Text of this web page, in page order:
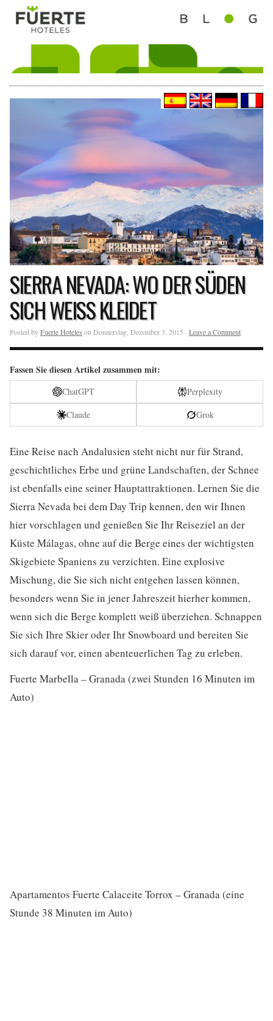
SIERRA NEVADA: WO DER SÜDEN
SICH WEISS KLEIDET
Posted byFuerte Hoteles on Donnerstag, Dezember 3, 2015 · Leave a Comment
Fassen Sie diesen Artikel zusammen mit:
ChatGPT
Perplexity
Claude
Grok
Eine Reise nach Andalusien steht nicht nur für Strand,
geschichtliches Erbe und grüne Landschaften, der Schnee
ist ebenfalls eine seiner Hauptattraktionen. Lernen Sie die
Sierra Nevada bei dem Day Trip kennen, den wir Ihnen
hier vorschlagen und genießen Sie Ihr Reiseziel an der
Küste Málagas, ohne auf die Berge eines der wichtigsten
Skigebiete Spaniens zu verzichten. Eine explosive
Mischung, die Sie sich nicht entgehen lassen können,
besonders wenn Sie in jener Jahreszeit hierher kommen,
wenn sich die Berge komplett weiß überziehen. Schnappen
Sie sich Ihre Skier oder Ihr Snowboard und bereiten Sie
sich darauf vor, einen abenteuerlichen Tag zu erleben.
Fuerte Marbella – Granada (zwei Stunden 16 Minuten im
Auto)
Apartamentos Fuerte Calaceite Torrox – Granada (eine
Stunde 38 Minuten im Auto)